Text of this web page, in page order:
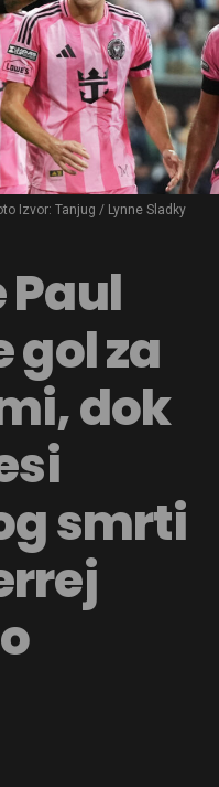
Izvor: Tanjug / Lynne Sladky
Paul
gol za
dok
smrti